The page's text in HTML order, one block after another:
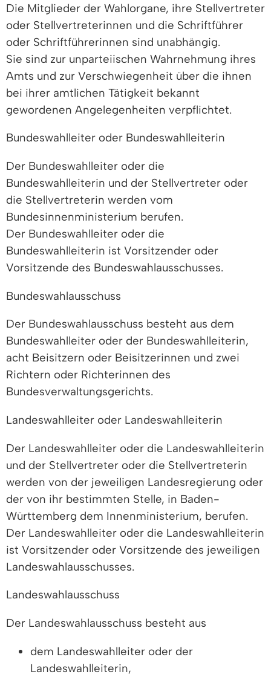
Die Mitglieder der Wahlorgane, ihre Stellvertreter
oder Stellvertreterinnen und die Schriftführer
oder Schriftführerinnen sind unabhängig.
Sie sind zur unparteiischen Wahrnehmung ihres
Amts und zur Verschwiegenheit über die ihnen
bei ihrer amtlichen Tätigkeit bekannt
gewordenen Angelegenheiten verpflichtet.
Bundeswahlleiter oder Bundeswahlleiterin
Der Bundeswahlleiter oder die
Bundeswahlleiterin und der Stellvertreter oder
die Stellvertreterin werden vom
Bundesinnenministerium berufen.
Der Bundeswahlleiter oder die
Bundeswahlleiterin ist Vorsitzender oder
Vorsitzende des Bundeswahlausschusses.
Bundeswahlausschuss
Der Bundeswahlausschuss besteht aus dem
Bundeswahlleiter oder der Bundeswahlleiterin,
acht Beisitzern oder Beisitzerinnen und zwei
Richtern oder Richterinnen des
Bundesverwaltungsgerichts.
Landeswahlleiter oder Landeswahlleiterin
Der Landeswahlleiter oder die Landeswahlleiterin
und der Stellvertreter oder die Stellvertreterin
werden von der jeweiligen Landesregierung oder
der von ihr bestimmten Stelle, in Baden-
Württemberg dem Innenministerium, berufen.
Der Landeswahlleiter oder die Landeswahlleiterin
ist Vorsitzender oder Vorsitzende des jeweiligen
Landeswahlausschusses.
Landeswahlausschuss
Der Landeswahlausschuss besteht aus
dem Landeswahlleiter oder der
Landeswahlleiterin,